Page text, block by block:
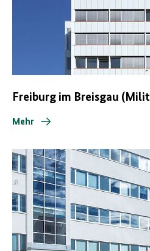
Freiburg im Breisgau
Mehr